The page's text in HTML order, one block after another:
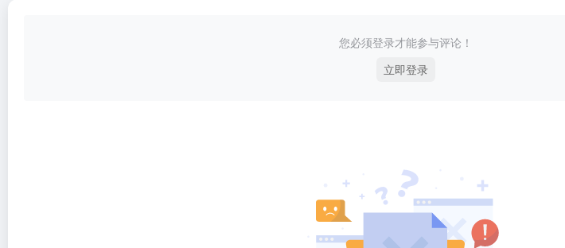
您必须登录才能参与评论！
立即登录